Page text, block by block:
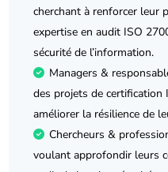
cherchant à renforcer leur
expertise en audit ISO
sécurité de l’information.
Managers &
des projets de certification
améliorer la résilience de
Chercheurs &
voulant approfondir leurs